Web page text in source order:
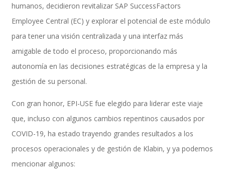
Recruiting and Onboarding
SAP JAM
Look & Feel SAP SuccessFactors
humanos, decidieron revitalizar SAP SuccessFactors
Employee Central (EC) y explorar el potencial de este módulo
para tener una visión centralizada y una interfaz más
amigable de todo el proceso, proporcionando más
autonomía en las decisiones estratégicas de la empresa y la
gestión de su personal.
Con gran honor, EPI-USE fue elegido para liderar este viaje
que, incluso con algunos cambios repentinos causados por
COVID-19, ha estado trayendo grandes resultados a los
procesos operacionales y de gestión de Klabin, y ya podemos
mencionar algunos: